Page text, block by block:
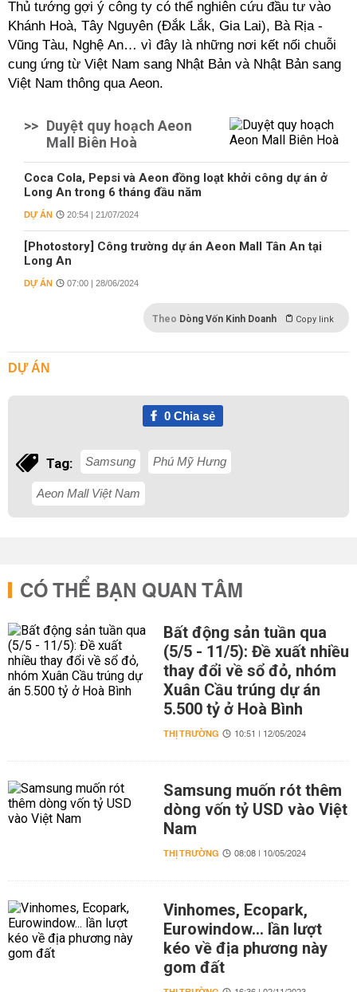
Thủ tướng gợi ý công ty có thể nghiên cứu đầu tư vào
Khánh Hoà, Tây Nguyên (Đắk Lắk, Gia Lai), Bà Rịa -
Vũng Tàu, Nghệ An… vì đây là những nơi kết nối chuỗi
cung ứng từ Việt Nam sang Nhật Bản và Nhật Bản sang
Việt Nam thông qua Aeon.
>> Duyệt quy hoạch Aeon
Mall Biên Hoà
Coca Cola, Pepsi và Aeon đồng loạt khởi công dự án ở
Long An trong 6 tháng đầu năm
DỰ ÁN 20:54 | 21/07/2024
[Photostory] Công trường dự án Aeon Mall Tân An tại
Long An
DỰ ÁN 07:00 | 28/06/2024
Theo Dòng Vốn Kinh Doanh Copy link
DỰ ÁN
0Chia sẻ
Tag: Samsung Phú Mỹ Hưng
Aeon Mall Việt Nam
CÓ THỂ BẠN QUAN TÂM
Bất động sản tuần qua
(5/5 - 11/5): Đề xuất nhiều
thay đổi về sổ đỏ, nhóm
Xuân Cầu trúng dự án
5.500 tỷ ở Hoà Bình
THỊ TRƯỜNG 10:51 | 12/05/2024
Samsung muốn rót thêm
dòng vốn tỷ USD vào Việt
Nam
THỊ TRƯỜNG 08:08 | 10/05/2024
Vinhomes, Ecopark,
Eurowindow... lần lượt
kéo về địa phương này
gom đất